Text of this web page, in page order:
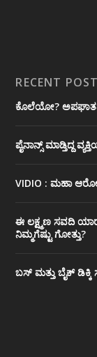
RECENT
ಕೊಲೆಯೋ?
ಪೈನಾನ್ಸ್ ಮಾಡ್ತಿದ್ದ
VIDIO : ಮಹಾ
ಈ ಲಕ್ಷ್ಮಣ ಸವದಿ
ನಿಮ್ಮಗೆಷ್ಟು ಗೋತ್ತು?
ಬಸ್ ಮತ್ತು ಬೈಕ್ ಡಿಕ್ಕಿ